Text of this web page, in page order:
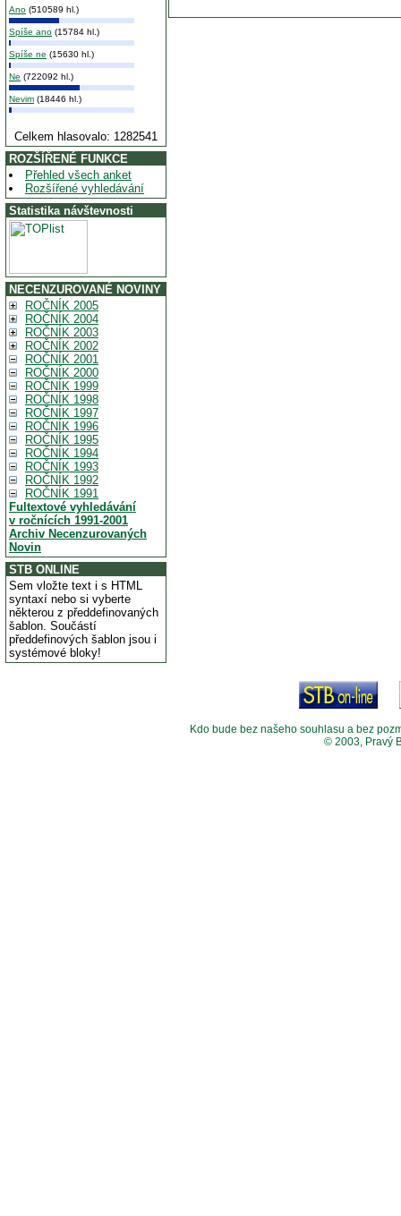
Ano (510589 hl.)
Spíše ano (15784 hl.)
Spíše ne (15630 hl.)
Ne (722092 hl.)
Nevim (18446 hl.)
Celkem hlasovalo: 1282541
ROZŠÍŘENÉ FUNKCE
Přehled všech anket
Rozšířené vyhledávání
Statistika návštevnosti
NECENZUROVANÉ NOVINY
ROČNÍK 2005
ROČNÍK 2004
ROČNÍK 2003
ROČNÍK 2002
ROČNÍK 2001
ROČNÍK 2000
ROČNÍK 1999
ROČNÍK 1998
ROČNÍK 1997
ROČNÍK 1996
ROČNÍK 1995
ROČNÍK 1994
ROČNÍK 1993
ROČNÍK 1992
ROČNÍK 1991
Fultextové vyhledávání
v ročnících 1991-2001
Archiv Necenzurovaných
Novin
STB ONLINE
Sem vložte text i s HTML
syntaxí nebo si vyberte
některou z předdefinovaných
šablon. Součástí
předdefinových šablon jsou i
systémové bloky!
Kdo bude bez našeho souhlasu a bez
© 2003, Pravý